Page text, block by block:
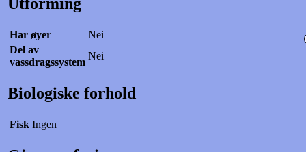
Har øyer
Nei
Del av
vassdragssystem
Nei
Biologiske forhold
Fisk Ingen